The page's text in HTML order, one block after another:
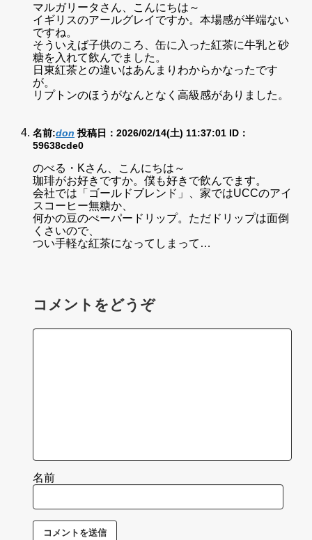
マルガリータさん、こんにちは～
イギリスのアールグレイですか。本場感が半端ない
ですね。
そういえば子供のころ、缶に入った紅茶に牛乳と砂
糖を入れて飲んでました。
日東紅茶との違いはあんまりわからかなったです
が。
リプトンのほうがなんとなく高級感がありました。
名前:don 投稿日：2026/02/14(土) 11:37:01 ID：
59638cde0
のべる・Kさん、こんにちは～
珈琲がお好きですか。僕も好きで飲んでます。
会社では「ゴールドブレンド」、家ではUCCのアイ
スコーヒー無糖か、
何かの豆のぺーパードリップ。ただドリップは面倒
くさいので、
つい手軽な紅茶になってしまって…
コメントをどうぞ
名前